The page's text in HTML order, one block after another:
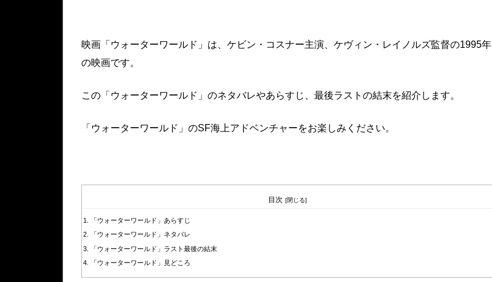
映画「ウォーターワールド」は、ケビン・コスナー主演、ケヴィン・レイノルズ監督の1995年
の映画です。
この「ウォーターワールド」のネタバレやあらすじ、最後ラストの結末を紹介します。
「ウォーターワールド」のSF海上アドベンチャーをお楽しみください。
目次
「ウォーターワールド」あらすじ
「ウォーターワールド」ネタバレ
「ウォーターワールド」ラスト最後の結末
「ウォーターワールド」見どころ